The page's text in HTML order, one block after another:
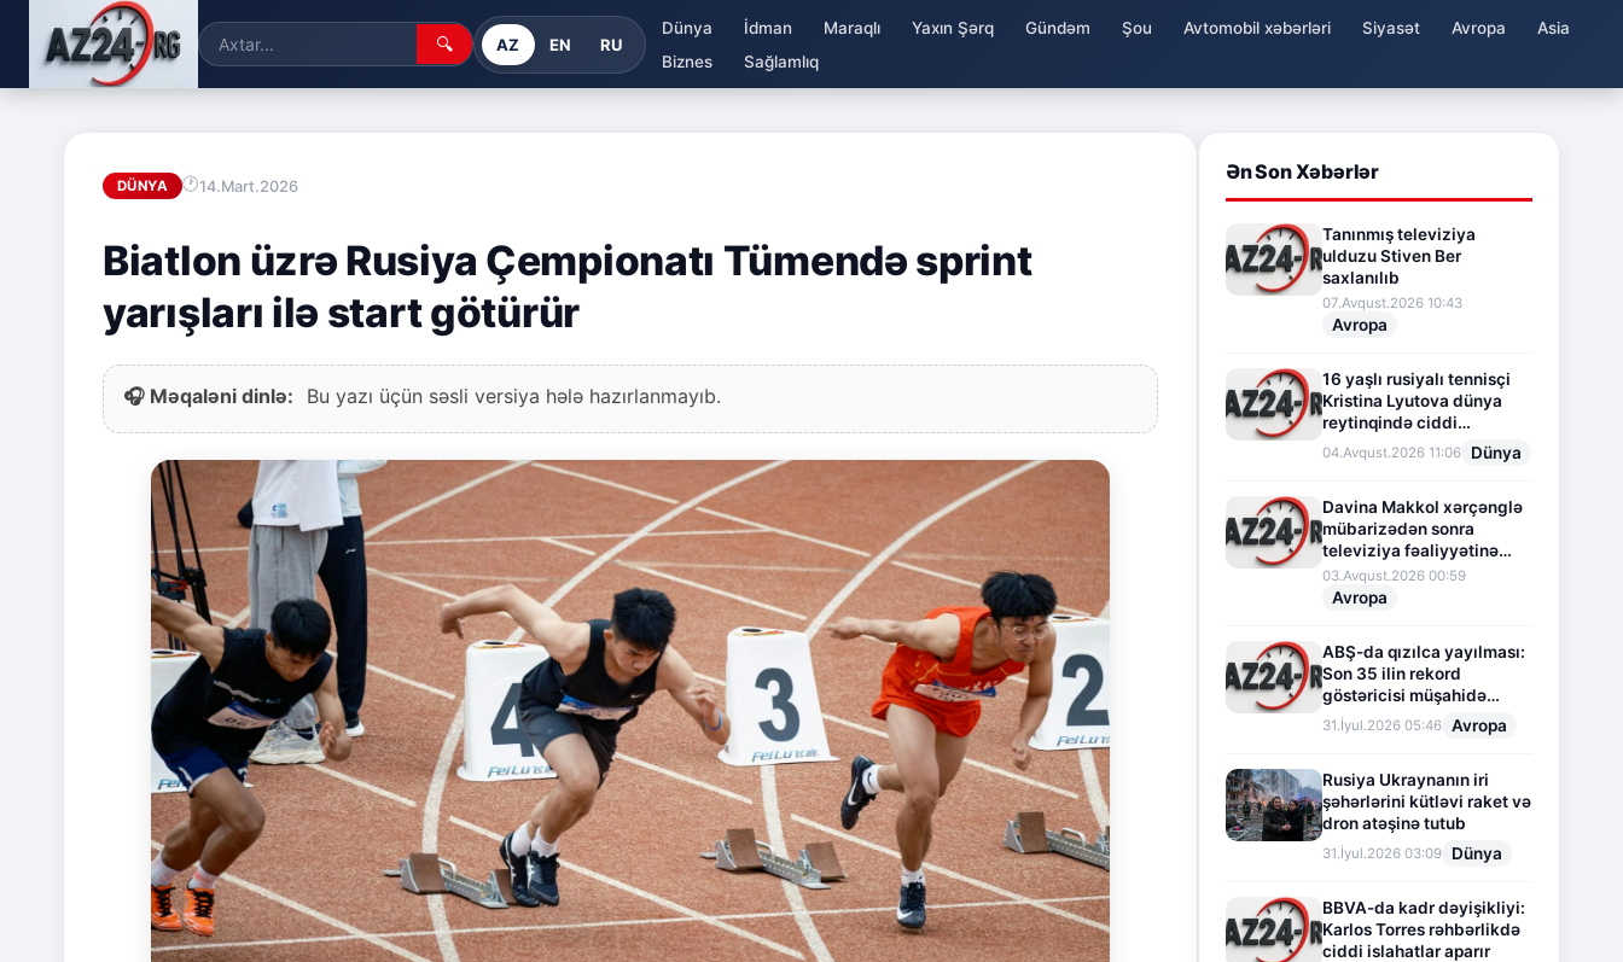
🔍 AZ EN RU
Dünya İdman Maraqlı Yaxın Şərq Gündəm Şou Avtomobil xəbərləri Siyasət Avropa
Asia
Biznes
Sağlamlıq
DÜNYA 14.Mart.2026
Biatlon üzrə Rusiya Çempionatı Tümendə sprint
yarışları ilə start götürür
🎧 Məqaləni dinlə: Bu yazı üçün səsli versiya hələ hazırlanmayıb.
Ən Son Xəbərlər
Tanınmış televiziya
ulduzu Stiven Ber
saxlanılıb
07.Avqust.2026 10:43
Avropa
16 yaşlı rusiyalı tennisçi
Kristina Lyutova dünya
reytinqində ciddi
irəliləyişə imza atdı
04.Avqust.2026 11:06 Dünya
Davina Makkol xərçənglə
mübarizədən sonra
televiziya fəaliyyətinə
fasilə verir
03.Avqust.2026 00:59
Avropa
ABŞ-da qızılca yayılması:
Son 35 ilin rekord
göstəricisi müşahidə
olunur
31.İyul.2026 05:46 Avropa
Rusiya Ukraynanın iri
şəhərlərini kütləvi raket və
dron atəşinə tutub
31.İyul.2026 03:09 Dünya
BBVA-da kadr dəyişikliyi:
Karlos Torres rəhbərlikdə
ciddi islahatlar aparır